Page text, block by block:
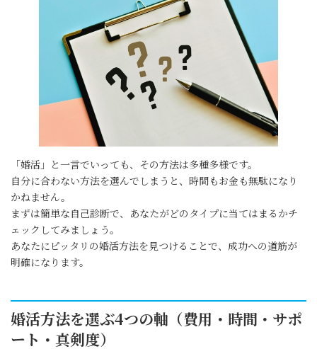
「婚活」と一言でいっても、その方法は多種多様です。
自分に合わない方法を選んでしまうと、時間もお金も無駄になり
かねません。
まずは簡単な自己診断で、あなたがどのタイプに当てはまるかチ
ェックしてみましょう。
あなたにピッタリの婚活方法を見つけることで、成功への道筋が
明確になります。
婚活方法を選ぶ4つの軸（費用・時間・サポ
ート・真剣度）